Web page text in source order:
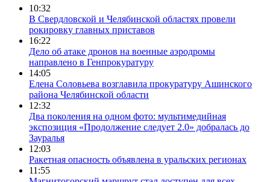
10:32
В Свердловской и Челябинской областях провели
рокировку главных приставов
16:22
Дело об атаке дронов на военные аэродромы
направлено в Генпрокуратуру
14:05
Елена Соловьева возглавила прокуратуру Ашинского
района Челябинской области
12:32
Два поколения на одном фото: мультимедийная
экспозиция «Продолжение следует 2.0» добралась до
Зауралья
12:03
Ракетная опасность объявлена в уральских регионах
11:55